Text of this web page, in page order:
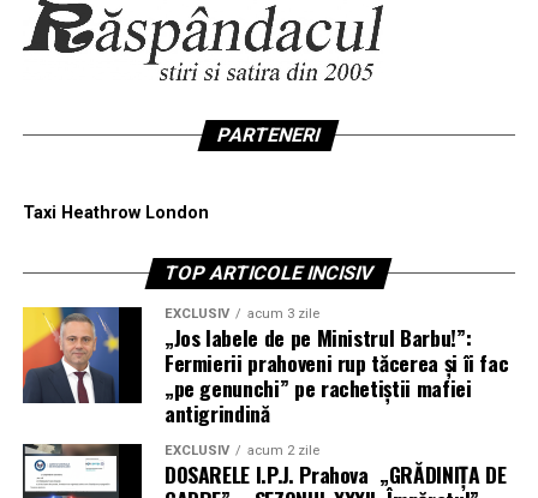
PARTENERI
Taxi Heathrow London
TOP ARTICOLE INCISIV
EXCLUSIV acum 3 zile
„Jos labele de pe Ministrul Barbu!”:
Fermierii prahoveni rup tăcerea și îi fac
„pe genunchi” pe rachetiștii mafiei
antigrindină
EXCLUSIV acum 2 zile
DOSARELE I.P.J. Prahova „GRĂDINIȚA DE